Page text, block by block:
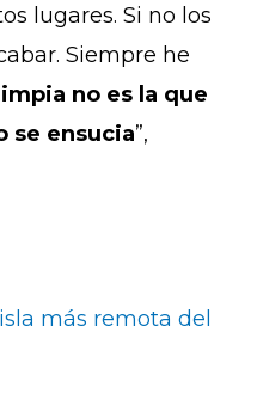
lugares. Si no los
Siempre he
no es la que
se ensucia”,
más remota del